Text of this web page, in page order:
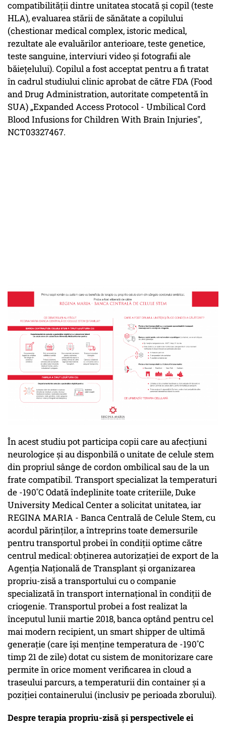
compatibilității dintre unitatea stocată și copil (teste
HLA), evaluarea stării de sănătate a copilului
(chestionar medical complex, istoric medical,
rezultate ale evaluărilor anterioare, teste genetice,
teste sanguine, interviuri video și fotografii ale
băiețelului). Copilul a fost acceptat pentru a fi tratat
în cadrul studiului clinic aprobat de către FDA (Food
and Drug Administration, autoritate competentă în
SUA) „Expanded Access Protocol - Umbilical Cord
Blood Infusions for Children With Brain Injuries",
NCT03327467.
În acest studiu pot participa copii care au afecțiuni
neurologice și au disponbilă o unitate de celule stem
din propriul sânge de cordon ombilical sau de la un
frate compatibil. Transport specializat la temperaturi
de -190˚C Odată îndeplinite toate criteriile, Duke
University Medical Center a solicitat unitatea, iar
REGINA MARIA - Banca Centrală de Celule Stem, cu
acordul părinților, a întreprins toate demersurile
pentru transportul probei în condiții optime către
centrul medical: obținerea autorizației de export de la
Agenția Națională de Transplant și organizarea
propriu-zisă a transportului cu o companie
specializată în transport internațional în condiții de
criogenie. Transportul probei a fost realizat la
începutul lunii martie 2018, banca optând pentru cel
mai modern recipient, un smart shipper de ultimă
generație (care își menține temperatura de -190˚C
timp 21 de zile) dotat cu sistem de monitorizare care
permite în orice moment verificarea in cloud a
traseului parcurs, a temperaturii din container și a
poziției containerului (inclusiv pe perioada zborului).
Despre terapia propriu-zisă și perspectivele ei